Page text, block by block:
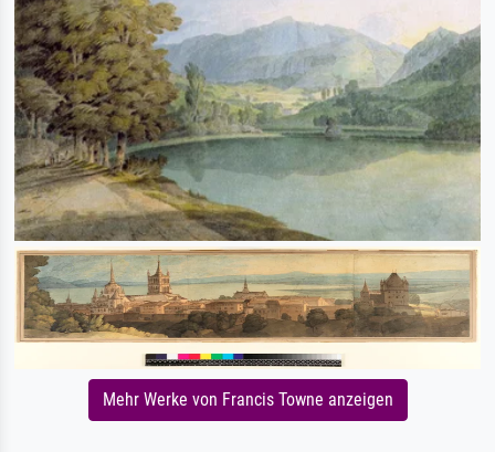
Mehr Werke von Francis Towne anzeigen